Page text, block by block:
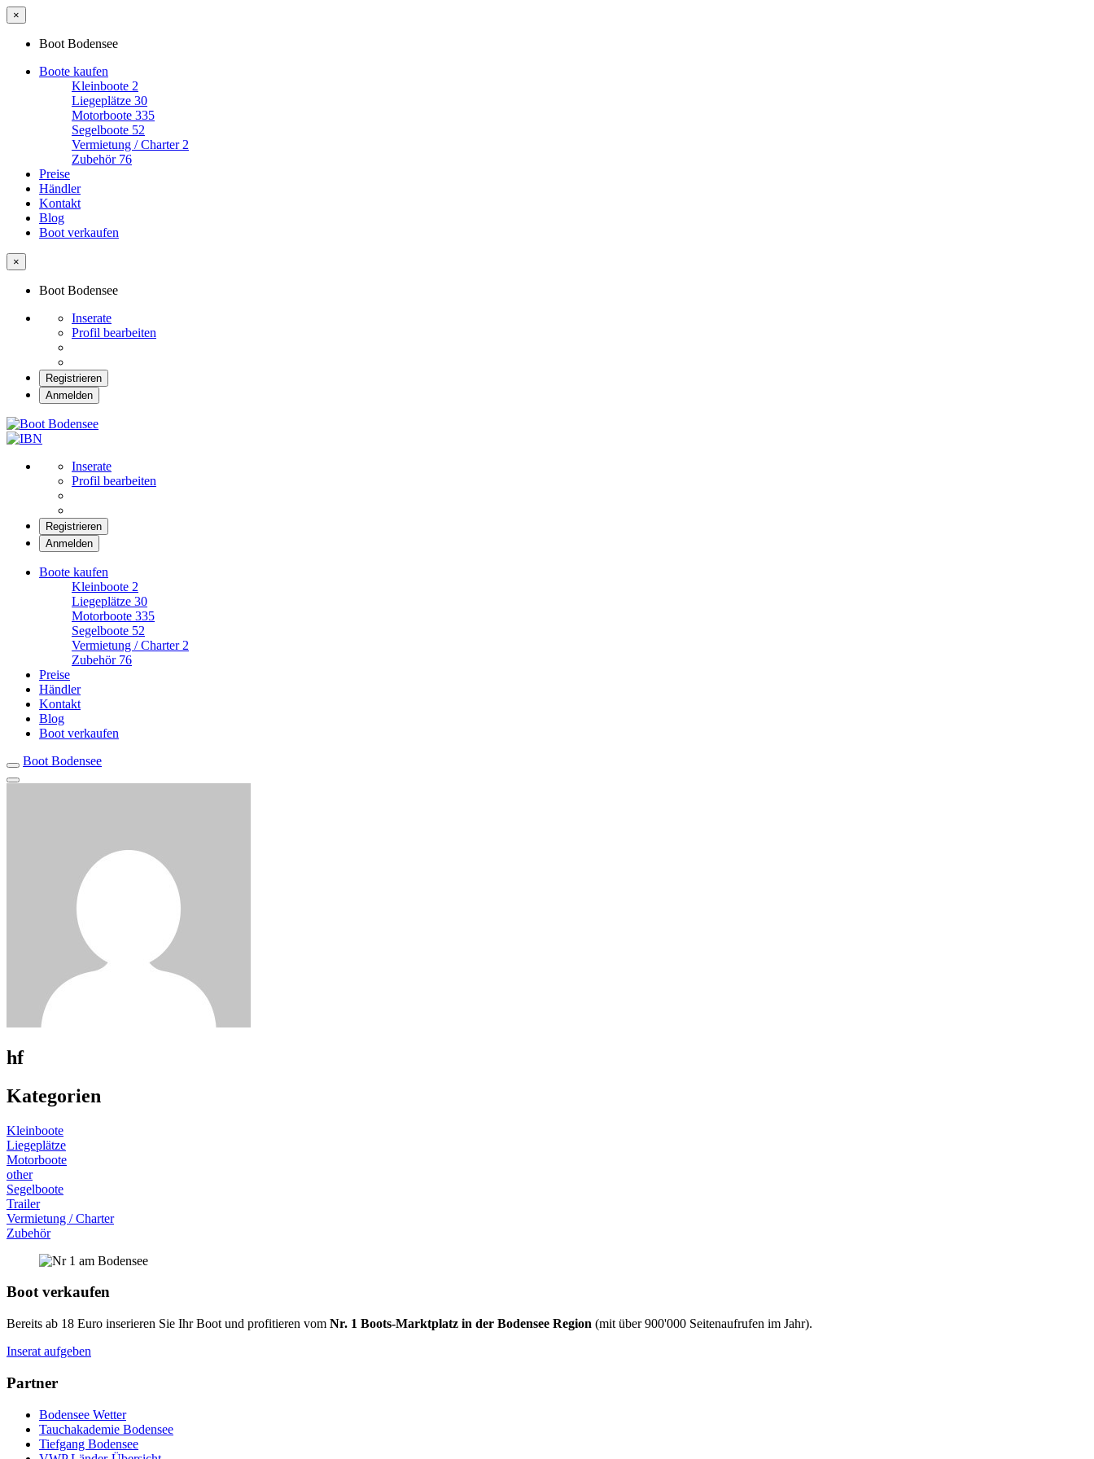
×
Boot Bodensee
Boote kaufen
Kleinboote 2
Liegeplätze 30
Motorboote 335
Segelboote 52
Vermietung / Charter 2
Zubehör 76
Preise
Händler
Kontakt
Blog
Boot verkaufen
×
Boot Bodensee
Inserate
Profil bearbeiten
Registrieren
Anmelden
Inserate
Profil bearbeiten
Registrieren
Anmelden
Boote kaufen
Kleinboote 2
Liegeplätze 30
Motorboote 335
Segelboote 52
Vermietung / Charter 2
Zubehör 76
Preise
Händler
Kontakt
Blog
Boot verkaufen
Boot Bodensee
hf
Kategorien
Kleinboote
Liegeplätze
Motorboote
other
Segelboote
Trailer
Vermietung / Charter
Zubehör
Boot verkaufen
Bereits ab 18 Euro inserieren Sie Ihr Boot und profitieren vom Nr. 1 Boots-Marktplatz in der Bodensee Region (mit über 900'000 Seitenaufrufen im Jahr).
Inserat aufgeben
Partner
Bodensee Wetter
Tauchakademie Bodensee
Tiefgang Bodensee